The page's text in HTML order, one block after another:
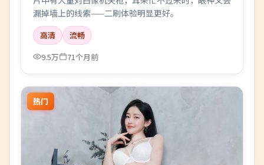
漏掉墙上的线索——二刷体验明显更好。
高清
流畅
9.5万
71个月前
热门